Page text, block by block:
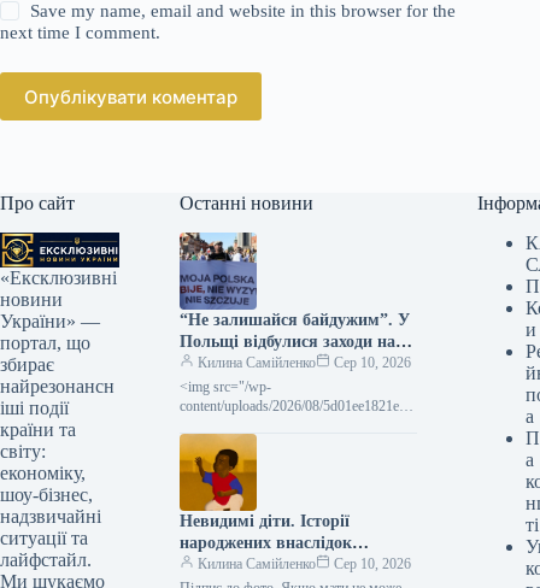
Save my name, email and website in this browser for the
next time I comment.
Опублікувати коментар
Про сайт
«Ексклюзивні
новини
України» —
портал, що
збирає
найрезонансн
іші події
країни та
світу:
економіку,
шоу-бізнес,
надзвичайні
ситуації та
лайфстайл.
Ми шукаємо
Останні новини
“Не залишайся байдужим”. У
Польщі відбулися заходи на
підтримку українців та проти
ненависті
Килина Самійленко
Сер 10, 2026
<img src="/wp-
content/uploads/2026/08/5d01ee1821ef0
alt="&quot;Моя Польща не б&#x27;є,
не ображає і не розпалює
ворожнечу&quot; – таким було гасло
акції, що пройшла у
Невидимі діти. Історії
народжених внаслідок
зґвалтування
Килина Самійленко
Сер 10, 2026
и
а
а
ті